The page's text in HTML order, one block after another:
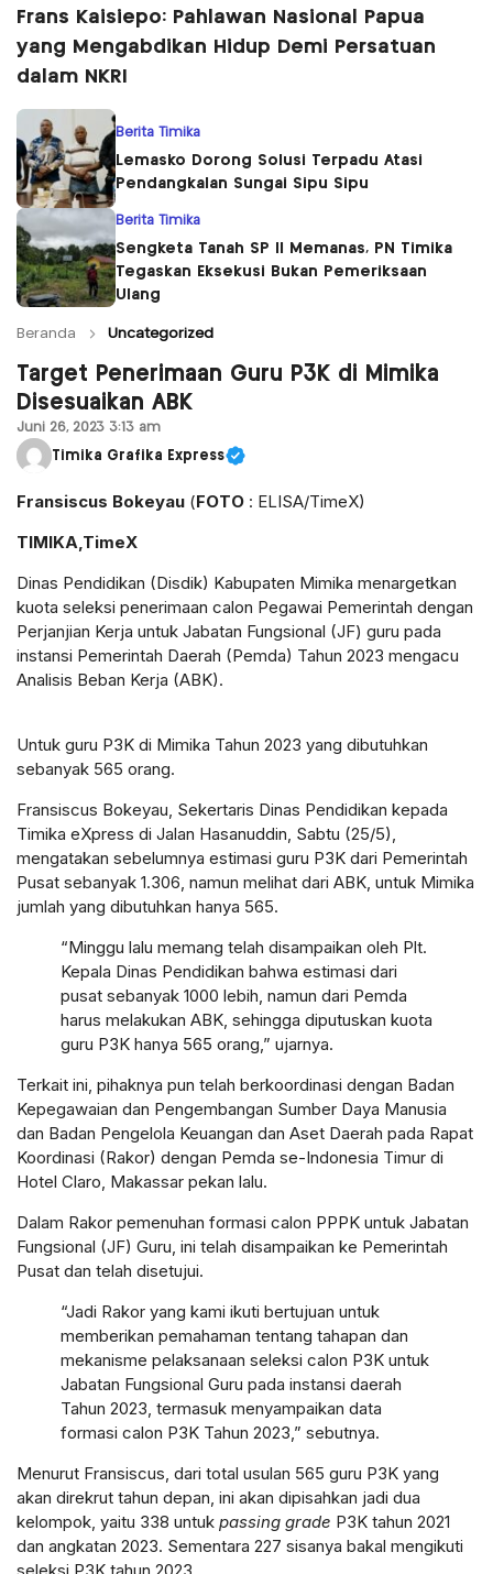
Frans Kaisiepo: Pahlawan Nasional Papua
yang Mengabdikan Hidup Demi Persatuan
dalam NKRI
Berita Timika
Lemasko Dorong Solusi Terpadu Atasi
Pendangkalan Sungai Sipu Sipu
Berita Timika
Sengketa Tanah SP II Memanas, PN Timika
Tegaskan Eksekusi Bukan Pemeriksaan
Ulang
Beranda Uncategorized
Target Penerimaan Guru P3K di Mimika
Disesuaikan ABK
Juni 26, 2023 3:13 am
Timika Grafika Express
Fransiscus Bokeyau (FOTO : ELISA/TimeX)
TIMIKA,TimeX
Dinas Pendidikan (Disdik) Kabupaten Mimika menargetkan
kuota seleksi penerimaan calon Pegawai Pemerintah dengan
Perjanjian Kerja untuk Jabatan Fungsional (JF) guru pada
instansi Pemerintah Daerah (Pemda) Tahun 2023 mengacu
Analisis Beban Kerja (ABK).
Untuk guru P3K di Mimika Tahun 2023 yang dibutuhkan
sebanyak 565 orang.
Fransiscus Bokeyau, Sekertaris Dinas Pendidikan kepada
Timika eXpress di Jalan Hasanuddin, Sabtu (25/5),
mengatakan sebelumnya estimasi guru P3K dari Pemerintah
Pusat sebanyak 1.306, namun melihat dari ABK, untuk Mimika
jumlah yang dibutuhkan hanya 565.
“Minggu lalu memang telah disampaikan oleh Plt.
Kepala Dinas Pendidikan bahwa estimasi dari
pusat sebanyak 1000 lebih, namun dari Pemda
harus melakukan ABK, sehingga diputuskan kuota
guru P3K hanya 565 orang,” ujarnya.
Terkait ini, pihaknya pun telah berkoordinasi dengan Badan
Kepegawaian dan Pengembangan Sumber Daya Manusia
dan Badan Pengelola Keuangan dan Aset Daerah pada Rapat
Koordinasi (Rakor) dengan Pemda se-Indonesia Timur di
Hotel Claro, Makassar pekan lalu.
Dalam Rakor pemenuhan formasi calon PPPK untuk Jabatan
Fungsional (JF) Guru, ini telah disampaikan ke Pemerintah
Pusat dan telah disetujui.
“Jadi Rakor yang kami ikuti bertujuan untuk
memberikan pemahaman tentang tahapan dan
mekanisme pelaksanaan seleksi calon P3K untuk
Jabatan Fungsional Guru pada instansi daerah
Tahun 2023, termasuk menyampaikan data
formasi calon P3K Tahun 2023,” sebutnya.
Menurut Fransiscus, dari total usulan 565 guru P3K yang
akan direkrut tahun depan, ini akan dipisahkan jadi dua
kelompok, yaitu 338 untuk passing grade P3K tahun 2021
dan angkatan 2023. Sementara 227 sisanya bakal mengikuti